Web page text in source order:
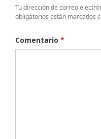
Tu dirección de correo
obligatorios están marcados
Comentario *